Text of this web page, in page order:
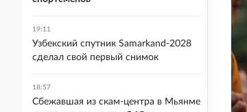
19:11
Узбекский спутник Samarkand-2028
сделал свой первый снимок
18:57
Сбежавшая из скам-центра в Мьянме